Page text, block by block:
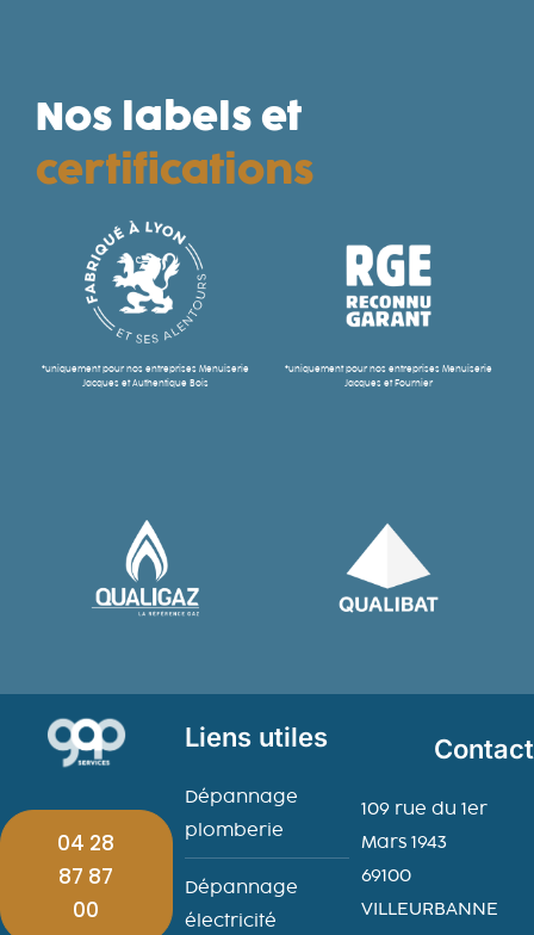
Nos labels et
certifications
*uniquement pour nos entreprises Menuiserie
Jacques et Authentique Bois
*uniquement pour nos entreprises Menuiserie
Jacques et Fournier
Liens utiles
Dépannage
plomberie
Dépannage
électricité
04 28
87 87
00
Contact
109 rue du 1er
Mars 1943
69100
VILLEURBANNE